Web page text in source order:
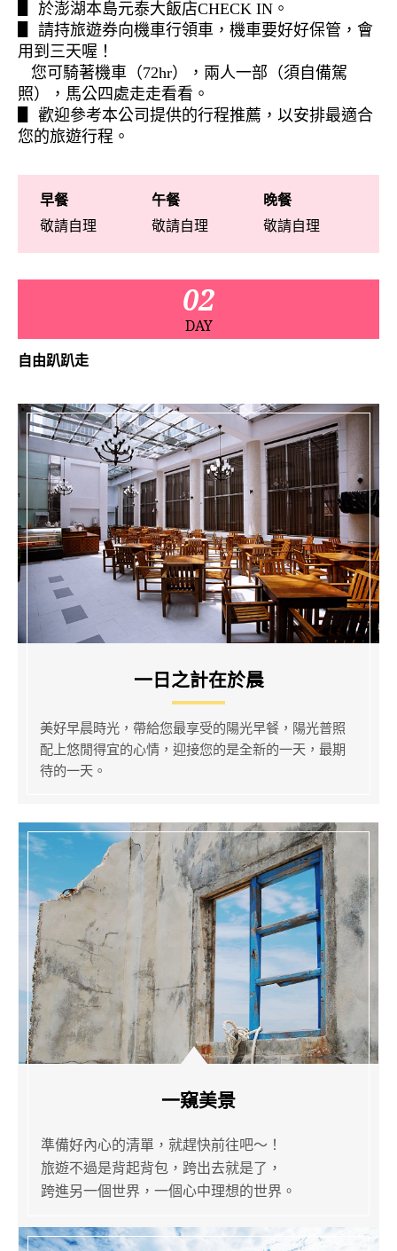
於澎湖本島元泰大飯店CHECK IN。
請持旅遊券向機車行領車，機車要好好保管，會
用到三天喔！
您可騎著機車（72hr），兩人一部（須自備駕
照），馬公四處走走看看。
歡迎參考本公司提供的行程推薦，以安排最適合
您的旅遊行程。
早餐
敬請自理
午餐
敬請自理
晚餐
敬請自理
02
DAY
自由趴趴走
一日之計在於晨
美好早晨時光，帶給您最享受的陽光早餐，陽光普照
配上悠閒得宜的心情，迎接您的是全新的一天，最期
待的一天。
一窺美景
準備好內心的清單，就趕快前往吧～！
旅遊不過是背起背包，跨出去就是了，
跨進另一個世界，一個心中理想的世界。